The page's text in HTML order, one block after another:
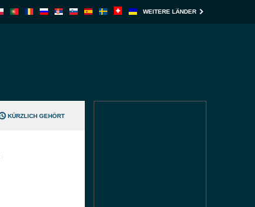
WEITERE LÄNDER
KÜRZLICH GEHÖRT